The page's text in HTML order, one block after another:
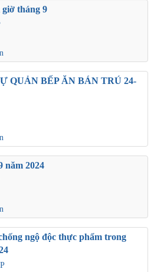
tháng 9
QUẢN BẾP ĂN BÁN TRÚ 24-
năm 2024
ngộ độc thực phẩm trong